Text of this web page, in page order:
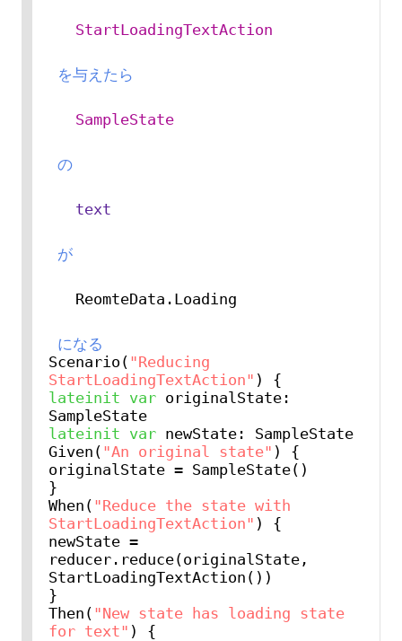
StartLoadingTextAction
を与えたら
SampleState
の
text
が
ReomteData.Loading
になる
Scenario( "Reducing
StartLoadingTextAction"
lateinit var originalState:
SampleState
lateinit var newState: SampleState
Given( "An original state" ) {
originalState = SampleState()
}
When( "Reduce the state with
StartLoadingTextAction" ) {
newState =
reducer.reduce(originalState,
StartLoadingTextAction())
}
Then( "New state has loading state
for text" ) {